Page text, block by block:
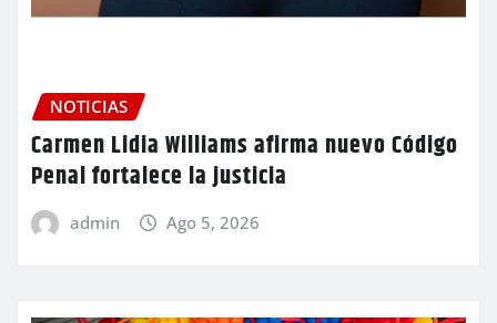
NOTICIAS
Carmen Lidia Williams afirma nuevo Código
Penal fortalece la justicia
admin Ago 5, 2026